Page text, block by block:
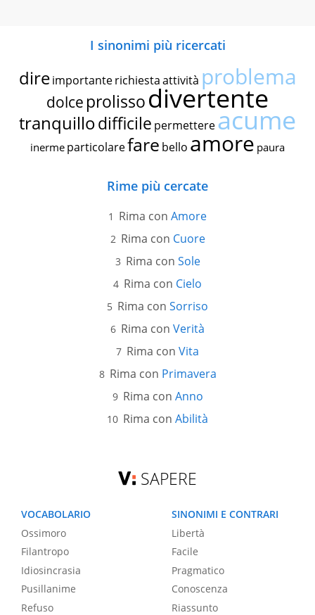
I sinonimi più ricercati
dire importante richiestaattività problema
dolce prolissodivertente
tranquillodifficile permettereacume
inerme particolarefare bello amore paura
Rime più cercate
Rima con Amore
Rima con Cuore
Rima con Sole
Rima con Cielo
Rima con Sorriso
Rima con Verità
Rima con Vita
Rima con Primavera
Rima con Anno
Rima con Abilità
SAPERE
VOCABOLARIO
Ossimoro
Filantropo
Idiosincrasia
Pusillanime
Refuso
SINONIMI E CONTRARI
Libertà
Facile
Pragmatico
Conoscenza
Riassunto